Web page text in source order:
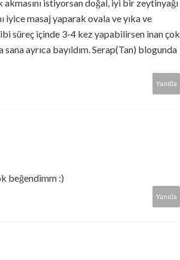
istiyorsan doğal, iyi bir zeytinyağı
iyice masaj yaparak ovala ve yıka ve
süreç içinde 3-4 kez yapabilirsen inan çok
ayrıca bayıldım. Serap(Tan) blogunda
Yanıtla
beğendimm :)
Yanıtla